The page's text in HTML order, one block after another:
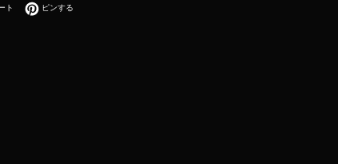
ェアする
ト Twitterに投稿する
ピンする